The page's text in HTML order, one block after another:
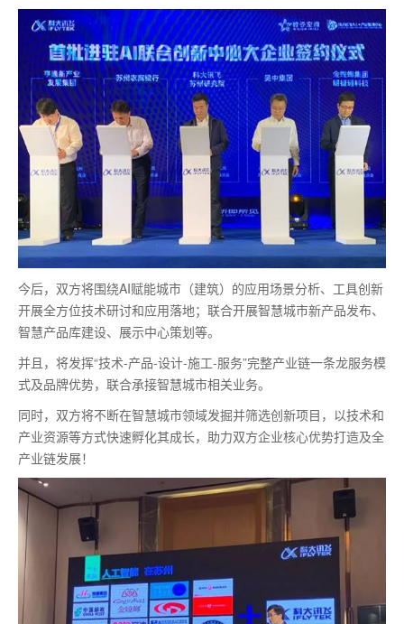
今后，双方将围绕AI赋能城市（建筑）的应用场景分析、工具创新
开展全方位技术研讨和应用落地；联合开展智慧城市新产品发布、
智慧产品库建设、展示中心策划等。
并且，将发挥“技术-产品-设计-施工-服务”完整产业链一条龙服务模
式及品牌优势，联合承接智慧城市相关业务。
同时，双方将不断在智慧城市领域发掘并筛选创新项目，以技术和
产业资源等方式快速孵化其成长，助力双方企业核心优势打造及全
产业链发展！